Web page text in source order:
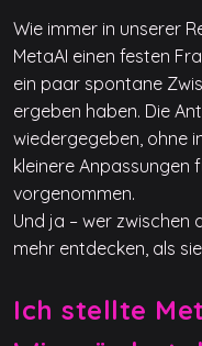
Wie immer in unserer
MetaAI einen festen
ein paar spontane
ergeben haben. Die
wiedergegeben, ohne
kleinere Anpassungen
vorgenommen.
Und ja – wer zwischen
mehr entdecken, als
Ich stellte